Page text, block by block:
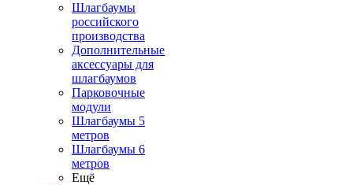
Шлагбаумы
российского
производства
Дополнительные
аксессуары для
шлагбаумов
Парковочные
модули
Шлагбаумы 5
метров
Шлагбаумы 6
метров
Ещё